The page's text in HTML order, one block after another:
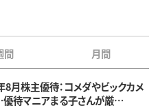
間 月間
8月株主優待：コメダやビックカメ
待マニアまる子さんが厳…